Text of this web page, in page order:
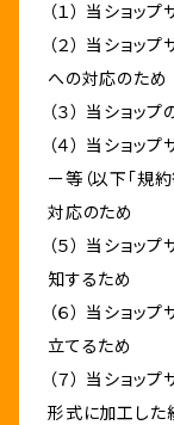
（１） 当ショッ
（２） 当ショッ
への対応のため
（３） 当ショッ
（４） 当ショッ
ー等（以下「規
対応のため
（５） 当ショッ
知するため
（６） 当ショッ
立てるため
（７） 当ショッ
形式に加工した